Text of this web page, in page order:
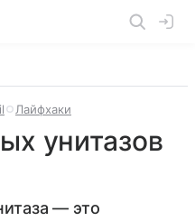
Лайфхаки
унитазов
— это